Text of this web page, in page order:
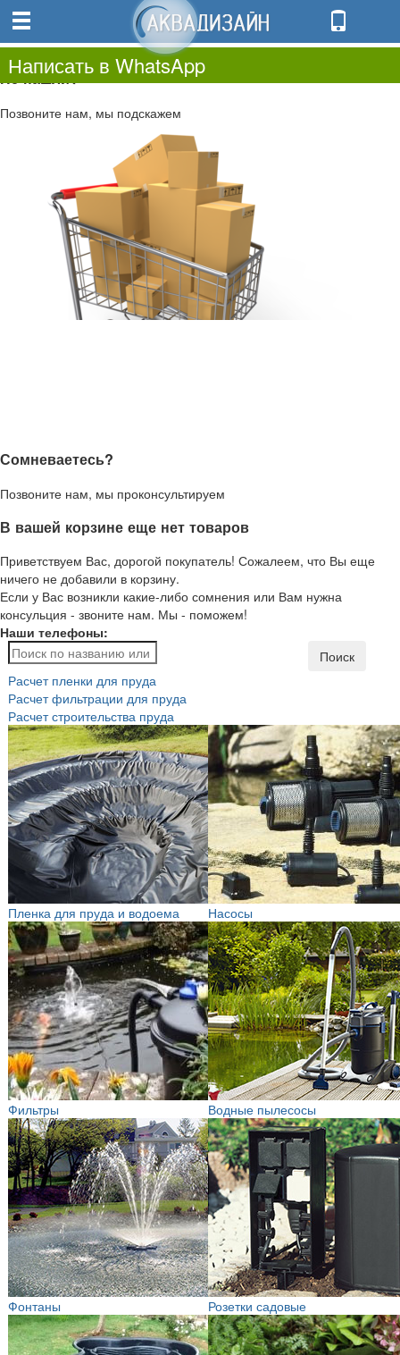
0.00
0
Не нашли?
Позвоните нам, мы подскажем
Сомневаетесь?
Позвоните нам, мы проконсультируем
В вашей корзине еще нет товаров
Приветствуем Вас, дорогой покупатель! Сожалеем, что Вы еще
ничего не добавили в корзину.
Если у Вас возникли какие-либо сомнения или Вам нужна
консульция - звоните нам. Мы - поможем!
Наши телефоны:
Написать в WhatsApp
Поиск
Расчет пленки для пруда
Расчет фильтрации для пруда
Расчет строительства пруда
Пленка для пруда и водоема Насосы
Фильтры Водные пылесосы
Фонтаны Розетки садовые